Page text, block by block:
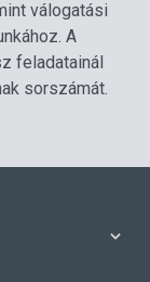
válogatási
A
feladatainál
sorszámát.